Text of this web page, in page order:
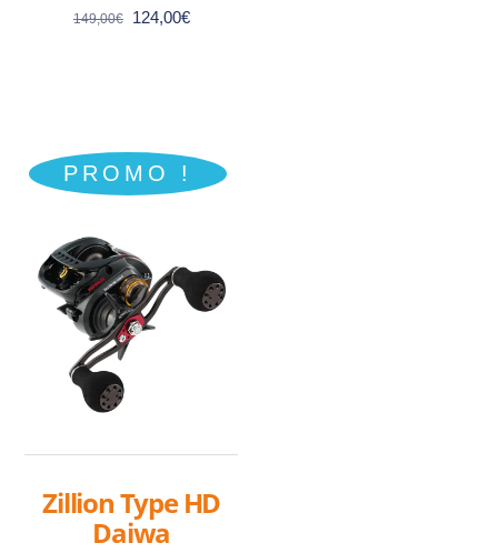
149,00€
Le
124,00€Le
PROMO !
Zillion Type HD
Daiwa